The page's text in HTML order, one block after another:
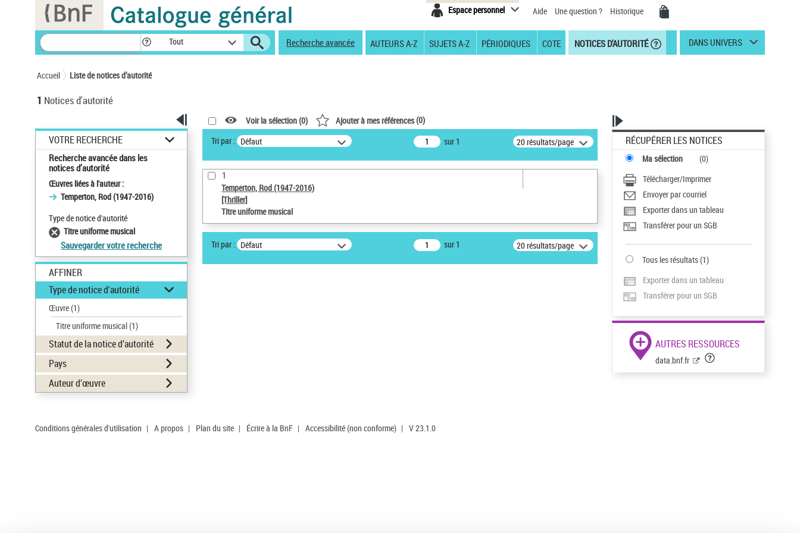
Espace personnel Aide Une question ? Historique
Tout Recherche avancée AUTEURS A-Z SUJETS A-Z PÉRIODIQUES COTE NOTICES D'AUTORITÉ DANS UNIVERS
Accueil Liste de notices d’autorité
1 Notices d'autorité
VOTRE RECHERCHE
Recherche avancée dans les
notices d’autorité
Œuvres liées à l'auteur :
Temperton, Rod (1947-2016)
Type de notice d'autorité
Titre uniforme musical
Sauvegarder votre recherche
AFFINER
Type de notice d'autorité
Œuvre(1)
Titre uniforme musical(1)
Statut de la notice d’autorité
Pays
Auteur d’œuvre
Voir la sélection (0) Ajouter à mes références(0)
Tri par : Défaut sur 1 20 résultats/page
1
Temperton, Rod (1947-2016)
[Thriller]
Titre uniforme musical
Tri par : Défaut sur 1 20 résultats/page
RÉCUPÉRER LES NOTICES
Ma sélection (0)
Télécharger/Imprimer
Envoyer par courriel
Exporter dans un tableau
Transférer pour un SGB
Tous les résultats(1)
Exporter dans un tableau
Transférer pour un SGB
AUTRES RESSOURCES
data.bnf.fr
Conditions générales d'utilisation | A propos | Plan du site | Écrire à la BnF | Accessibilité (non conforme) | V 23.1.0
Panneau de gestion des cookies